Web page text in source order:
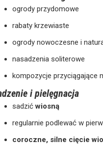
ogrody przydomowe
rabaty krzewiaste
ogrody nowoczesne i
nasadzenia soliterowe
kompozycje przyciągające
i pielęgnacja
sadzićwiosną
regularnie podlewać w
coroczne, silne cięcie